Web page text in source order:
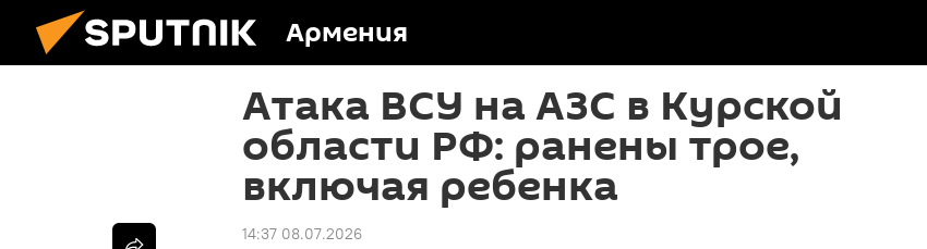
Армения
Атака ВСУ на АЗС в Курской
области РФ: ранены трое,
включая ребенка
14:37 08.07.2026